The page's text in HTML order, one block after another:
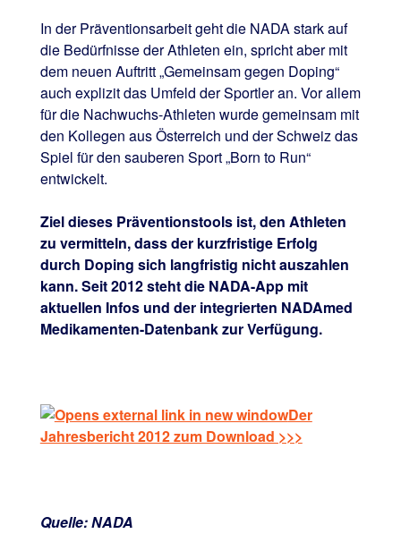
In der Präventionsarbeit geht die NADA stark auf
die Bedürfnisse der Athleten ein, spricht aber mit
dem neuen Auftritt „Gemeinsam gegen Doping“
auch explizit das Umfeld der Sportler an. Vor allem
für die Nachwuchs-Athleten wurde gemeinsam mit
den Kollegen aus Österreich und der Schweiz das
Spiel für den sauberen Sport „Born to Run“
entwickelt.
Ziel dieses Präventionstools ist, den Athleten
zu vermitteln, dass der kurzfristige Erfolg
durch Doping sich langfristig nicht auszahlen
kann. Seit 2012 steht die NADA-App mit
aktuellen Infos und der integrierten NADAmed
Medikamenten-Datenbank zur Verfügung.
Der
Jahresbericht 2012 zum Download >>>
Quelle: NADA